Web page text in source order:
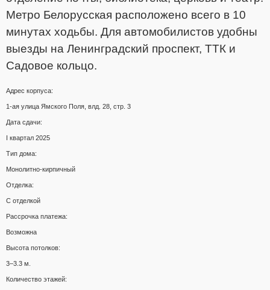
Метро Белорусская расположено всего в 10
минутах ходьбы. Для автомобилистов удобны
выезды на Ленинградский проспект, ТТК и
Садовое кольцо.
Адрес корпуса:
1-ая улица Ямского Поля, влд. 28, стр. 3
Дата сдачи:
I квартал 2025
Тип дома:
Монолитно-кирпичный
Отделка:
С отделкой
Рассрочка платежа:
Возможна
Высота потолков:
3–3.3 м.
Количество этажей: